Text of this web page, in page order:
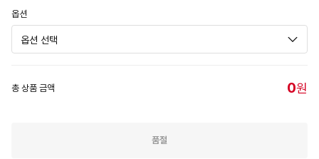
옵션
총 상품 금액 0원
품절